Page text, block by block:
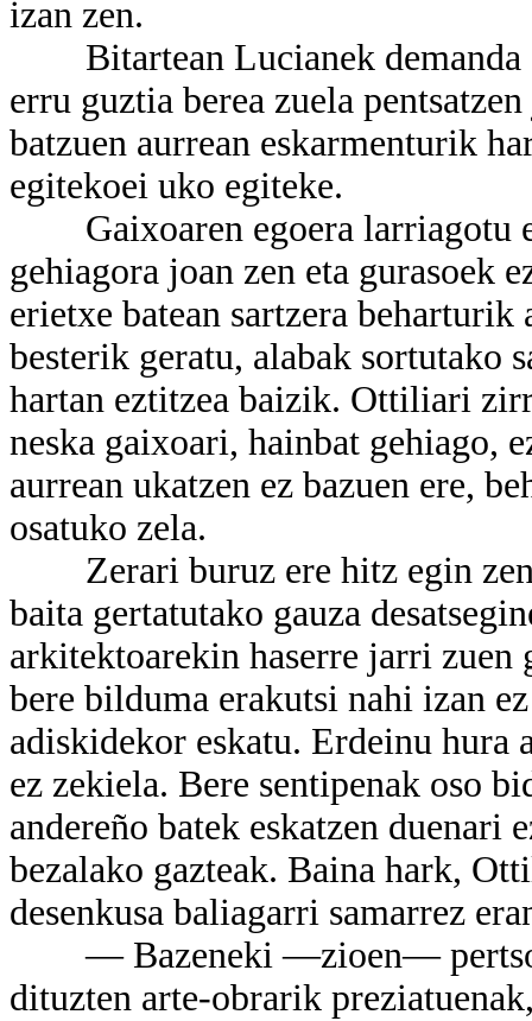
izan zen.
Bitartean Lucianek demanda
erru guztia berea zuela
batzuen aurrean eskarmenturik
egitekoei uko egiteke.
Gaixoaren egoera larriagotu
gehiagora joan zen eta gurasoek
erietxe batean sartzera
besterik geratu, alabak sortutako
hartan eztitzea baizik. Ottiliari
neska gaixoari, hainbat gehiago,
aurrean ukatzen ez bazuen ere,
osatuko zela.
Zerari buruz ere hitz egin zen
baita gertatutako gauza
arkitektoarekin haserre jarri
bere bilduma erakutsi nahi izan
adiskidekor eskatu. Erdeinu hura
ez zekiela. Bere sentipenak oso
andereño batek eskatzen
bezalako gazteak. Baina hark,
desenkusa baliagarri samarrez
— Bazeneki —zioen—
dituzten arte-obrarik